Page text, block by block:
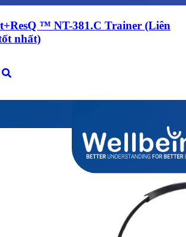
™ NT-381.C Trainer (Liên
nhất)